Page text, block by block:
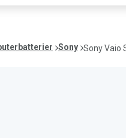
Sony Sony Vaio